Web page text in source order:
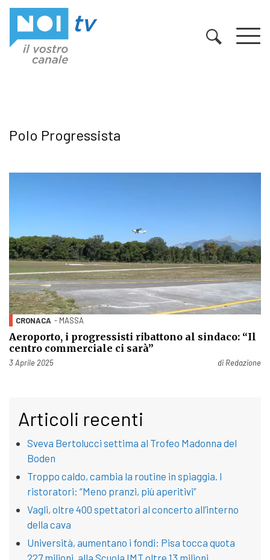
Polo Progressista
CRONACA - MASSA
Aeroporto, i progressisti ribattono al sindaco: “Il
centro commerciale ci sarà”
Pubblicato il
3 Aprile 2025 di Redazione
Articoli recenti
Sveva Bertolucci settima al Trofeo Madonna del
Boden
Troppo caldo, cambia la routine in spiaggia. I
ristoratori: “Meno pranzi, più aperitivi”
Vagli, oltre 400 spettatori al concerto all’interno
della cava
Università, aumentano i fondi: Pisa tocca quota